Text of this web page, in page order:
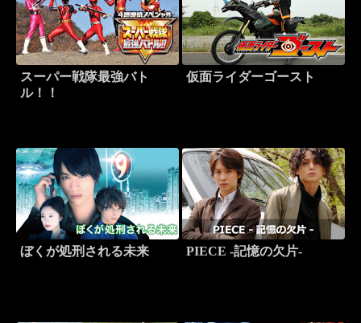
スーパー戦隊最強バト
ル！！
仮面ライダーゴースト
ぼくが処刑される未来 PIECE -記憶の欠片-